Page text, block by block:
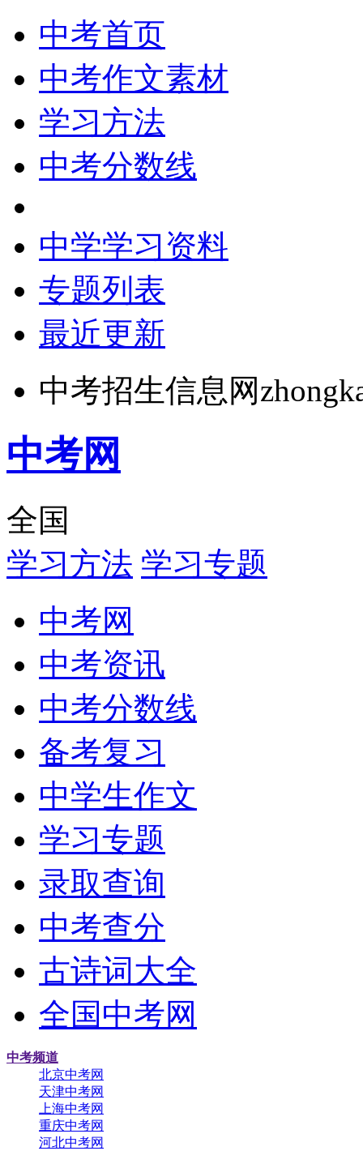
中考首页
中考作文素材
学习方法
中考分数线
中学学习资料
专题列表
最近更新
中考招生信息网
中考网
全国
学习方法 学习专题
中考网
中考资讯
中考分数线
备考复习
中学生作文
学习专题
录取查询
中考查分
古诗词大全
全国中考网
中考频道
北京中考网
天津中考网
上海中考网
重庆中考网
河北中考网